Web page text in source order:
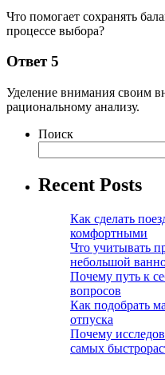
Что помогает сохранять
процессе выбора?
Ответ 5
Уделение внимания своим
рациональному анализу.
Поиск
Recent Posts
Как сделать
комфортными
Что учитывать
небольшой
Почему путь к
вопросов
Как подобрать
отпуска
Почему
самых